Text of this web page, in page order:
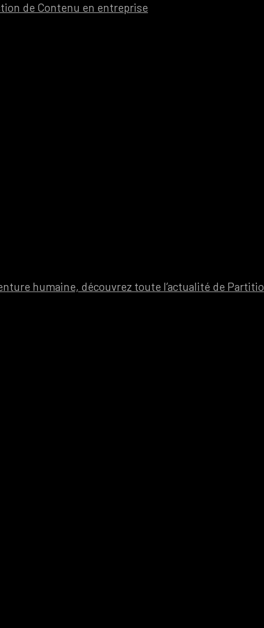
de Contenu en entreprise
humaine, découvrez toute l’actualité de Partitio